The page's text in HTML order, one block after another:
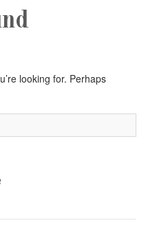
looking for. Perhaps